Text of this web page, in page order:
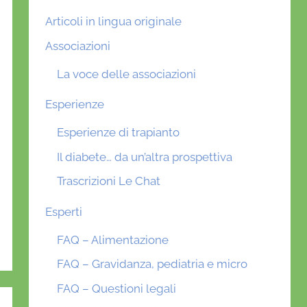
Articoli in lingua originale
Associazioni
La voce delle associazioni
Esperienze
Esperienze di trapianto
Il diabete… da un’altra prospettiva
Trascrizioni Le Chat
Esperti
FAQ – Alimentazione
FAQ – Gravidanza, pediatria e micro
FAQ – Questioni legali